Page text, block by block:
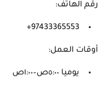
رقم الهاتف:
97433365553+
أوقات العمل:
يوميا ٥:٠٠ص–١:٠٠ص